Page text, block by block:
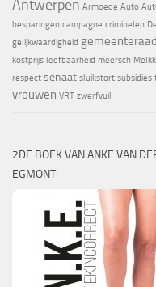
Antwerpen Armoede Auto
besparingen campagne criminelen
gelijkwaardigheid gemeenteraad
kostprijs leefbaarheid meersch
respect senaat sluikstort subsidies
vrouwen VRT zwerfvuil
2DE BOEK VAN ANKE VAN
EGMONT